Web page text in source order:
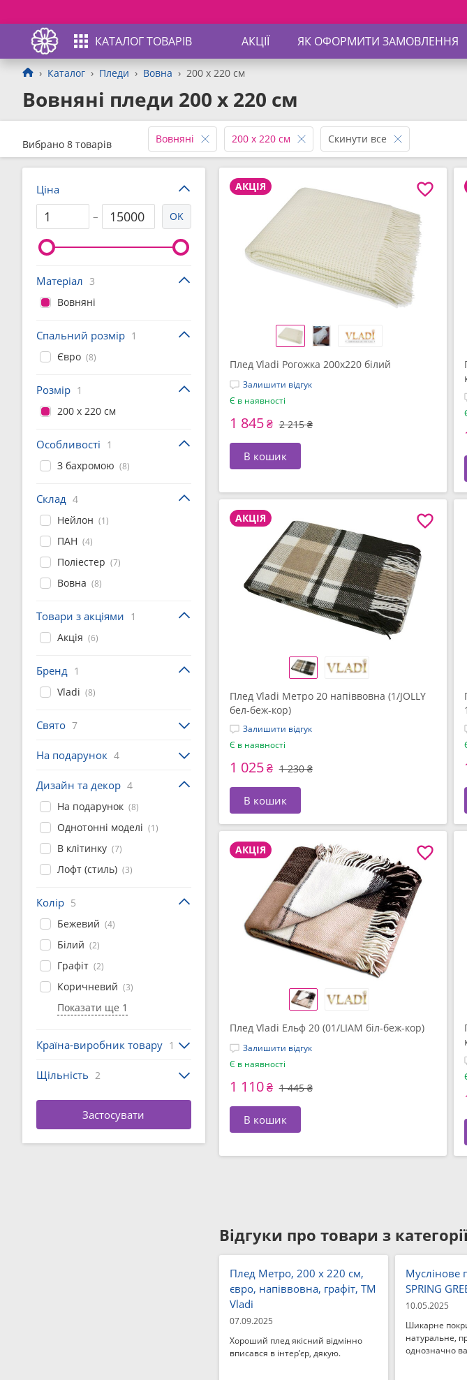
КАТАЛОГ ТОВАРІВ
АКЦІЇ ЯК ОФОРМИТИ ЗАМОВЛЕННЯ
Каталог Пледи Вовна 200 x 220 см
Вовняні пледи 200 x 220 см
Вибрано 8 товарів Вовняні 200 x 220 см Скинути все
АКЦІЯ
Плед Vladi Рогожка 200х220 білий
Залишити відгук
Є в наявності
1 845₴ 2 215 ₴
В кошик
АКЦІЯ
Плед Vladi Метро 20 напіввовна (1/JOLLY
бел-беж-кор)
Залишити відгук
Є в наявності
1 025₴ 1 230 ₴
В кошик
АКЦІЯ
Плед Vladi Ельф 20 (01/LIAM біл-беж-кор)
Залишити відгук
Є в наявності
1 110₴ 1 445 ₴
В кошик
Відгуки про товари з
Плед Метро, ​​200 x 220 см,
євро, напіввовна, графіт, ТМ
Vladi
07.09.2025
Хороший плед якісний відмінно
вписався в інтер’єр, дякую.
Муслінове
SPRING
10.05.2025
Шикарне
натуральне,
однозначно
Ціна
–
OK
Матеріал 3
Вовняні
Спальний розмір 1
Євро (8)
Розмір 1
200 x 220 см
Особливості 1
З бахромою (8)
Склад 4
Нейлон (1)
ПАН (4)
Поліестер (7)
Вовна (8)
Товари з акціями 1
Акція (6)
Бренд 1
Vladi (8)
Свято 7
На подарунок 4
Дизайн та декор 4
На подарунок (8)
Однотонні моделі (1)
В клітинку (7)
Лофт (стиль) (3)
Колір 5
Бежевий (4)
Білий (2)
Графіт (2)
Коричневий (3)
Показати ще 1
Країна-виробник товару 1
Щільність 2